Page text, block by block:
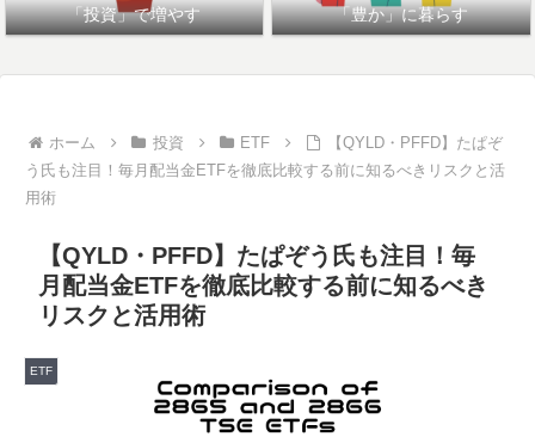
「投資」で増やす 「豊か」に暮らす
ホーム 投資 ETF
【QYLD・PFFD】たぱぞ
う氏も注目！毎月配当金ETFを徹底比較する前に知るべきリスクと活
用術
【QYLD・PFFD】たぱぞう氏も注目！毎
月配当金ETFを徹底比較する前に知るべき
リスクと活用術
ETF